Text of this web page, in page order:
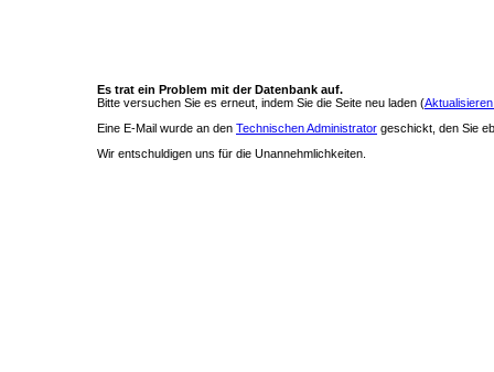
Es trat ein Problem mit der Datenbank auf.
Bitte versuchen Sie es erneut, indem Sie die Seite neu laden (
Eine E-Mail wurde an den Technischen Administrator geschickt, den Sie
Wir entschuldigen uns für die Unannehmlichkeiten.